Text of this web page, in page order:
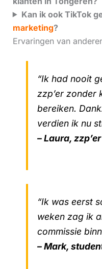
Kan ik ook TikTok
marketing?
Ervaringen van
“Ik had nooit
zzp’er zonder
bereiken.
verdien ik nu
– Laura,
“Ik was eerst
weken zag ik
commissie
– Mark,